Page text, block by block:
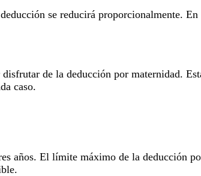
se reducirá proporcionalmente.
de la deducción por maternidad.
caso.
años. El límite máximo de la deducción